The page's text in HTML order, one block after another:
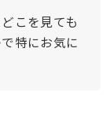
こを見ても
特にお気に